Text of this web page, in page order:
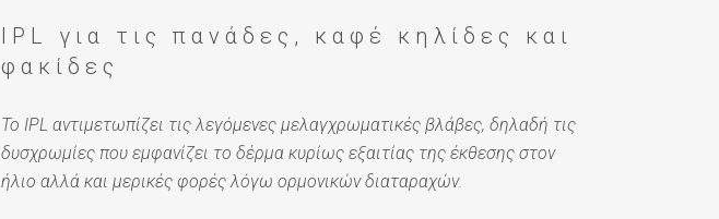
IPL για τις πανάδες, καφέ κηλίδες και
φακίδες
Το IPL αντιμετωπίζει τις λεγόμενες μελαγχρωματικές βλάβες, δηλαδή τις
δυσχρωμίες που εμφανίζει το δέρμα κυρίως εξαιτίας της έκθεσης στον
ήλιο αλλά και μερικές φορές λόγω ορμονικών διαταραχών.